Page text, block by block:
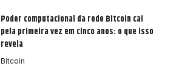
Poder computacional da rede Bitcoin cai
pela primeira vez em cinco anos: o que isso
revela
Bitcoin